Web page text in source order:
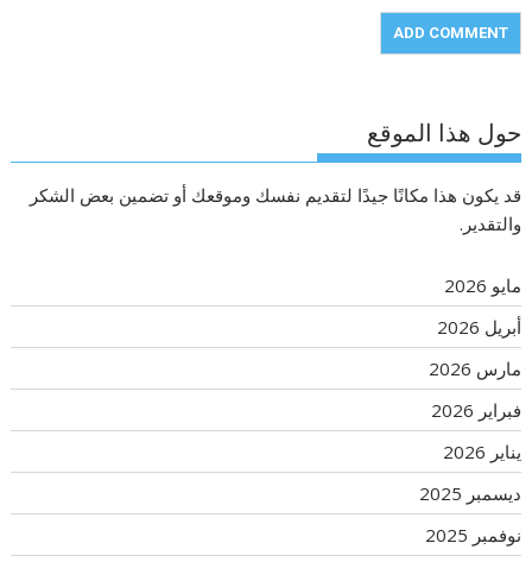
حول هذا الموقع
قد يكون هذا مكانًا جيدًا لتقديم نفسك وموقعك أو تضمين بعض الشكر
والتقدير.
مايو 2026
أبريل 2026
مارس 2026
فبراير 2026
يناير 2026
ديسمبر 2025
نوفمبر 2025